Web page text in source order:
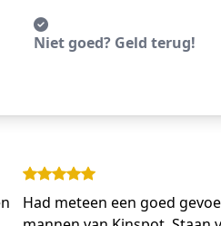
Niet goed? Geld terug!
Had meteen een goed